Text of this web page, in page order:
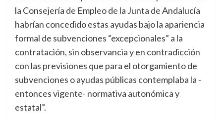
la Consejería de Empleo de la Junta de Andalucía
habrían concedido estas ayudas bajo la apariencia
formal de subvenciones “excepcionales” a la
contratación, sin observancia y en contradicción
con las previsiones que para el otorgamiento de
subvenciones o ayudas públicas contemplaba la -
entonces vigente- normativa autonómica y
estatal”.